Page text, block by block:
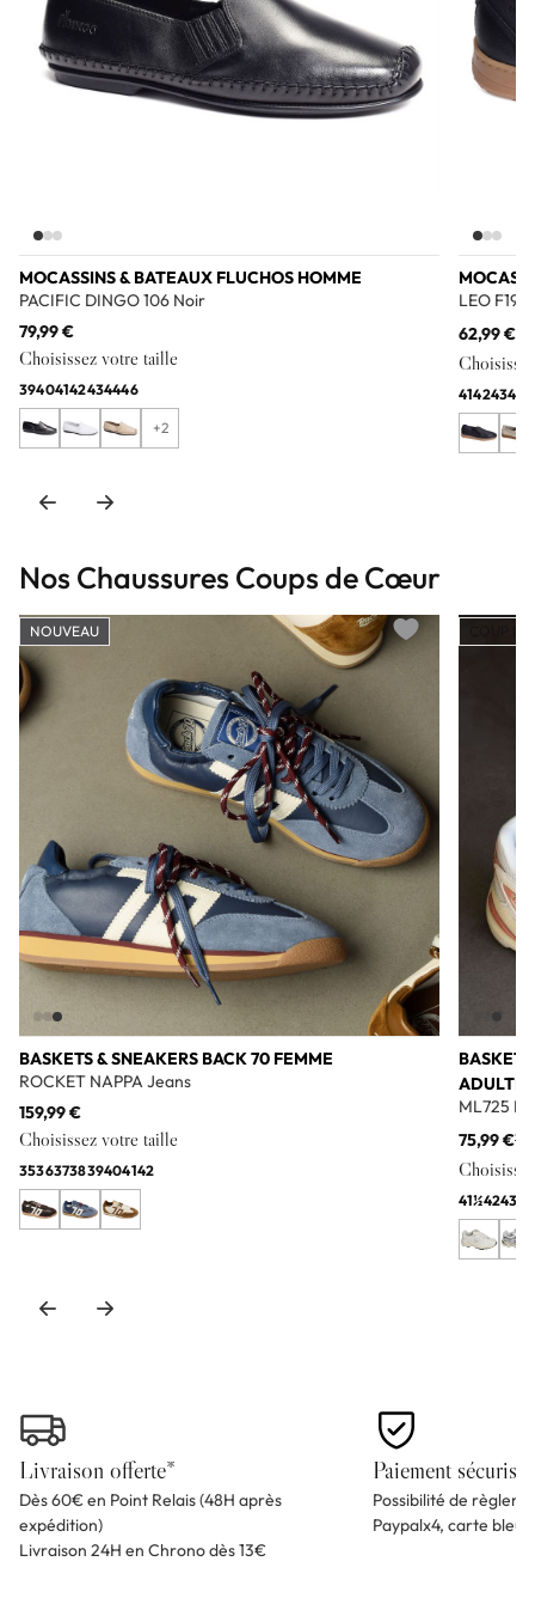
MOCASSINS & BATEAUX FLUCHOS HOMME
PACIFIC DINGO 106 Noir
79,99 €
Choisissez votre taille
39404142434446
+2
LEO
62,99 €
41424344
Nos Chaussures Coups de Cœur
BASKETS & SNEAKERS BACK 70 FEMME
ROCKET NAPPA Jeans
159,99 €
Choisissez votre taille
3536373839404142
NOUVEAU
Add to wishlist
ADULTE
ML725
75,99 €
41½4243
Livraison offerte*
Dès 60€ en Point Relais (48H après
expédition)
Livraison 24H en Chrono dès 13€
Paiement sécurisé
Possibilité de
Paypalx4, carte